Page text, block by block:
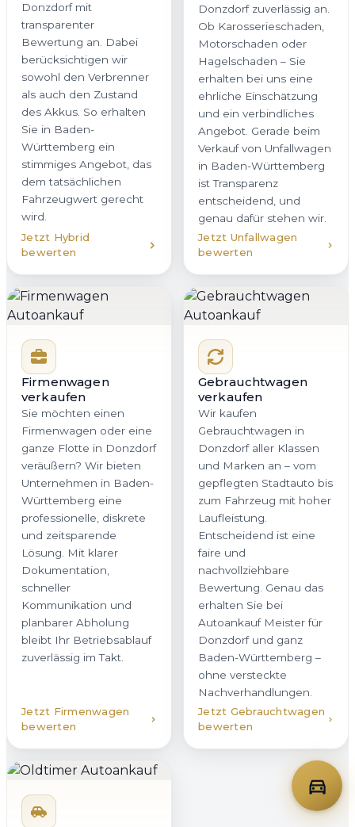
Donzdorf mit
transparenter
Bewertung an. Dabei
berücksichtigen wir
sowohl den Verbrenner
als auch den Zustand
des Akkus. So erhalten
Sie in Baden-
Württemberg ein
stimmiges Angebot, das
dem tatsächlichen
Fahrzeugwert gerecht
wird.
Jetzt Hybrid
bewerten
Donzdorf zuverlässig an.
Ob Karosserieschaden,
Motorschaden oder
Hagelschaden – Sie
erhalten bei uns eine
ehrliche Einschätzung
und ein verbindliches
Angebot. Gerade beim
Verkauf von Unfallwagen
in Baden-Württemberg
ist Transparenz
entscheidend, und
genau dafür stehen wir.
Jetzt Unfallwagen
bewerten
Firmenwagen
verkaufen
Sie möchten einen
Firmenwagen oder eine
ganze Flotte in Donzdorf
veräußern? Wir bieten
Unternehmen in Baden-
Württemberg eine
professionelle, diskrete
und zeitsparende
Lösung. Mit klarer
Dokumentation,
schneller
Kommunikation und
planbarer Abholung
bleibt Ihr Betriebsablauf
zuverlässig im Takt.
Jetzt Firmenwagen
bewerten
Gebrauchtwagen
verkaufen
Wir kaufen
Gebrauchtwagen in
Donzdorf aller Klassen
und Marken an – vom
gepflegten Stadtauto bis
zum Fahrzeug mit hoher
Laufleistung.
Entscheidend ist eine
faire und
nachvollziehbare
Bewertung. Genau das
erhalten Sie bei
Autoankauf Meister für
Donzdorf und ganz
Baden-Württemberg –
ohne versteckte
Nachverhandlungen.
Jetzt Gebrauchtwagen
bewerten